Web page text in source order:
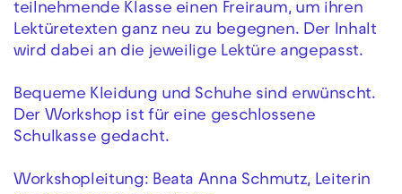
teilnehmende Klasse einen Freiraum, um ihren
Lektüretexten ganz neu zu begegnen. Der Inhalt
wird dabei an die jeweilige Lektüre angepasst.
Bequeme Kleidung und Schuhe sind erwünscht.
Der Workshop ist für eine geschlossene
Schulkasse gedacht.
Workshopleitung: Beata Anna Schmutz, Leiterin